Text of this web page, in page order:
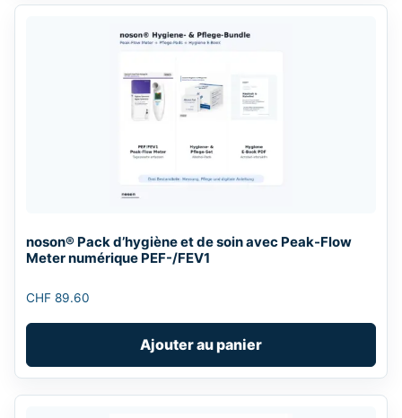
noson® Pack d’hygiène et de soin avec Peak-Flow
Meter numérique PEF-/FEV1
CHF 89.60
Ajouter au panier